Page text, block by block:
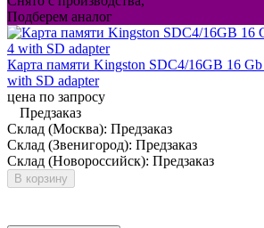
Подберем аналог
Карта памяти Kingston SDC4/16GB 16
with SD adapter
цена по запросу
Предзаказ
Склад (Москва): Предзаказ
Склад (Звенигород): Предзаказ
Склад (Новороссийск): Предзаказ
В корзину